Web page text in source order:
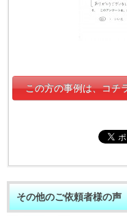
この方の事例は、コチ
その他のご依頼者様の声